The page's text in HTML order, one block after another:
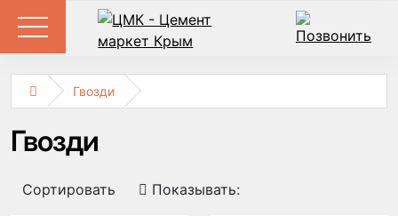
Гвозди
Гвозди
Сортировать Показывать: